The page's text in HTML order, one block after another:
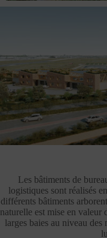
Les bâtiments de
logistiques sont réalisés
différents bâtiments
naturelle est mise en valeur
larges baies au niveau des